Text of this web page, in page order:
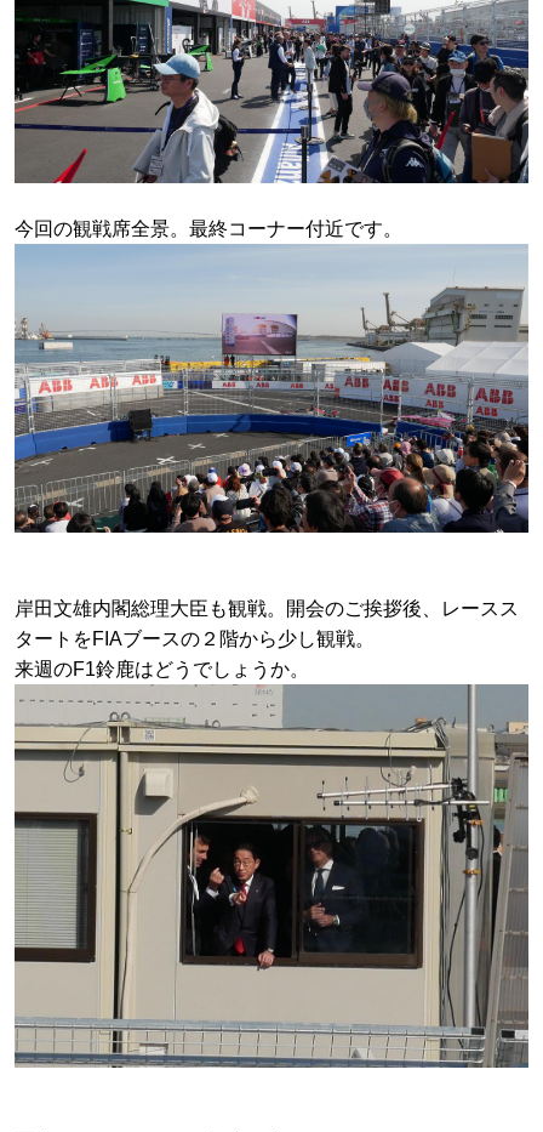
今回の観戦席全景。最終コーナー付近です。
岸田文雄内閣総理大臣も観戦。開会のご挨拶後、レースス
タートをFIAブースの２階から少し観戦。
来週のF1鈴鹿はどうでしょうか。